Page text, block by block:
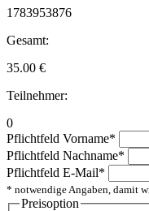
1783953876
Gesamt:
35.00 €
Teilnehmer:
0
Pflichtfeld Vorname*
Pflichtfeld Nachname*
Pflichtfeld E-Mail*
* notwendige Angaben, damit
Preisoption